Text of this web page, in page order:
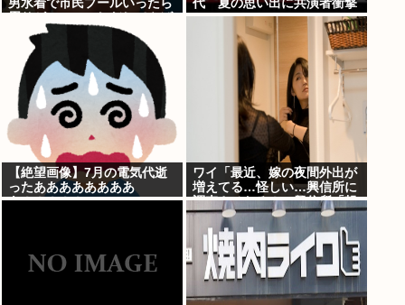
男水着で市民プールいったら
いwww」5万いいね
代 夏の思い出に共演者衝撃
【絶望画像】7月の電気代逝
ったああああああああ
あ！！！！！
ワイ「最近、嫁の夜間外出が
増えてる…怪しい…興信所に
調査させたろ！」興信所「報
告します」⇒結果www